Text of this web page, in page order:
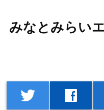
みなとみらい
twitter facebook